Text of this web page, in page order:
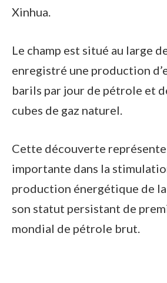
Xinhua.
Le champ est situé au large
enregistré une production
barils par jour de pétrole et
cubes de gaz naturel.
Cette découverte
importante dans la
production énergétique de
son statut persistant de
mondial de pétrole brut.